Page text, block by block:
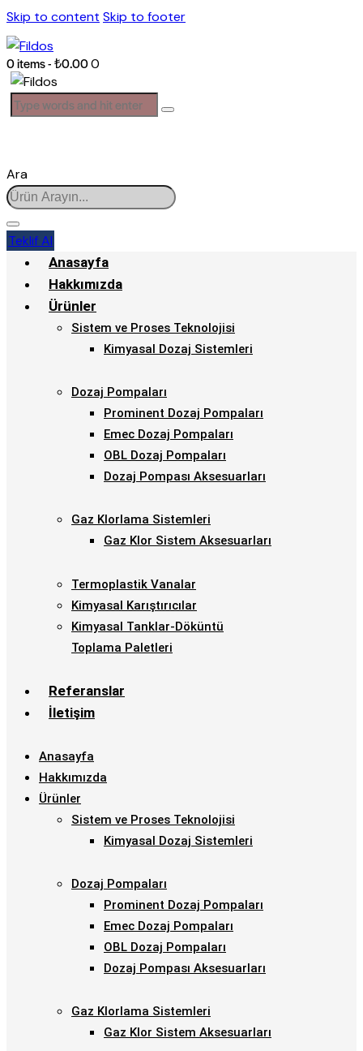
Skip to content Skip to footer
0 items-₺0.000
Ara
Teklif Al
Anasayfa
Hakkımızda
Ürünler
Sistem ve Proses Teknolojisi
Kimyasal Dozaj Sistemleri
Dozaj Pompaları
Prominent Dozaj Pompaları
Emec Dozaj Pompaları
OBL Dozaj Pompaları
Dozaj Pompası Aksesuarları
Gaz Klorlama Sistemleri
Gaz Klor Sistem Aksesuarları
Termoplastik Vanalar
Kimyasal Karıştırıcılar
Kimyasal Tanklar-Döküntü
Toplama Paletleri
Referanslar
İletişim
Anasayfa
Hakkımızda
Ürünler
Sistem ve Proses Teknolojisi
Kimyasal Dozaj Sistemleri
Dozaj Pompaları
Prominent Dozaj Pompaları
Emec Dozaj Pompaları
OBL Dozaj Pompaları
Dozaj Pompası Aksesuarları
Gaz Klorlama Sistemleri
Gaz Klor Sistem Aksesuarları